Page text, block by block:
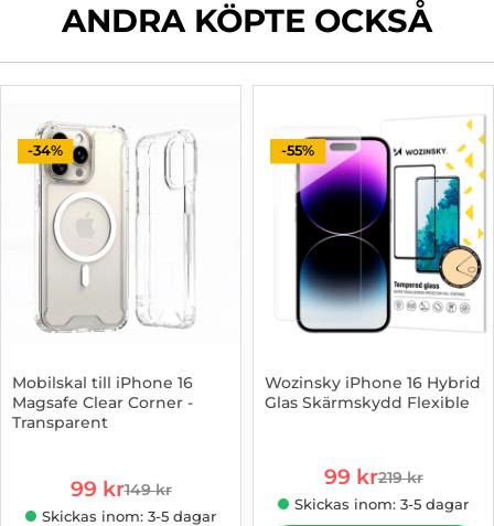
ANDRA KÖPTE OCKSÅ
-34%
Mobilskal till iPhone 16
Magsafe Clear Corner -
Transparent
rea pris
99 krtidigare pris
149 kr
Skickas inom: 3-5 dagar
-55%
Wozinsky iPhone 16 Hybrid
Glas Skärmskydd Flexible
rea pris
99 krtidigare pris
219 kr
Skickas inom: 3-5 dagar